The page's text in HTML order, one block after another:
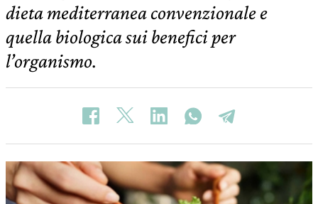
dieta mediterranea convenzionale e
quella biologica sui benefici per
l’organismo.